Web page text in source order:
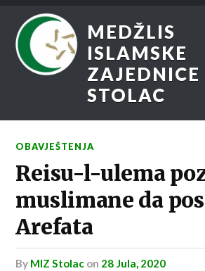
MEDŽLIS
ISLAMSKE
ZAJEDNICE
STOLAC
OBAVJEŠTENJA
Reisu-l-ulema
muslimane da
Arefata
by MIZ Stolac on 28 Jula, 2020